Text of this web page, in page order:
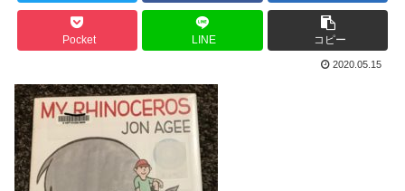
Pocket LINE コピー
2020.05.15